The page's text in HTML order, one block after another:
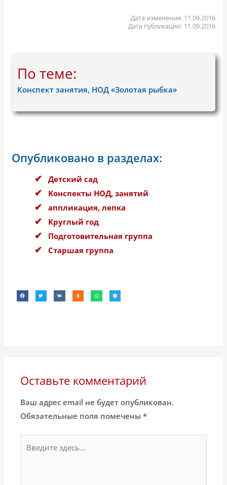
Дата изменения: 11.09.2016
Дата публикации: 11.09.2016
По теме:
Конспект занятия, НОД «Золотая рыбка»
Опубликовано в разделах:
Детский сад
Конспекты НОД, занятий
аппликация, лепка
Круглый год
Подготовительная группа
Старшая группа
Оставьте комментарий
Ваш адрес email не будет опубликован.
Обязательные поля помечены*
здесь...